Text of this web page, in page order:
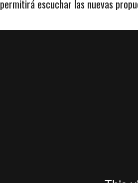
permitirá escuchar las nuevas